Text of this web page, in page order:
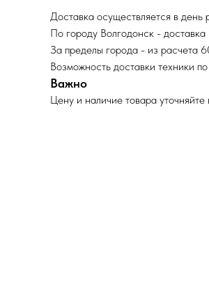
Доставка осуществляется в день
По городу Волгодонск - доставка
За пределы города - из расчета
Возможность доставки техники
Важно
Цену и наличие товара